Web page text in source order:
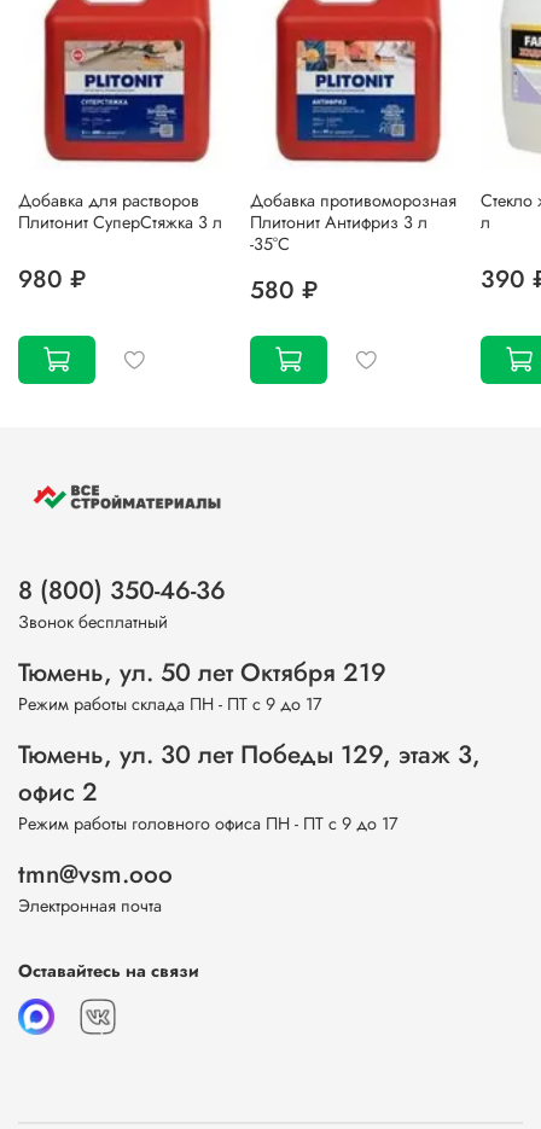
Добавка для растворов
Плитонит СуперСтяжка 3 л
980 ₽
Добавка противоморозная
Плитонит Антифриз 3 л
-35°С
580 ₽
Стекло
л
390
8 (800) 350-46-36
Звонок бесплатный
Тюмень, ул. 50 лет Октября 219
Режим работы склада ПН - ПТ с 9 до 17
Тюмень, ул. 30 лет Победы 129, этаж 3,
офис 2
Режим работы головного офиса ПН - ПТ с 9 до 17
tmn@vsm.ooo
Электронная почта
Оставайтесь на связи